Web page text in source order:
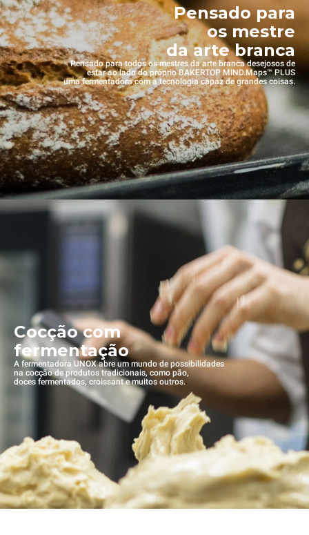
Pensado para
os mestre
da arte branca
Pensado para todos os mestres da arte branca desejosos de
estar ao lado do próprio BAKERTOP MIND.Maps™ PLUS
uma fermentadora com a tecnologia capaz de grandes coisas.
Cocção com
fermentação
A fermentadora UNOX abre um mundo de possibilidades
na cocção de produtos tradicionais, como pão,
doces fermentados, croissant e muitos outros.